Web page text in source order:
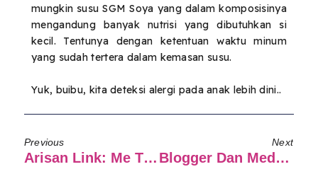
mungkin susu SGM Soya yang dalam komposisinya
mengandung banyak nutrisi yang dibutuhkan si
kecil. Tentunya dengan ketentuan waktu minum
yang sudah tertera dalam kemasan susu.
Yuk, buibu, kita deteksi alergi pada anak lebih dini..
Previous
Arisan Link: Me Time! Cara Tepat Ketika Kesabaran Ibu Berada Di Ujung Batas
Next
Blogger Dan Media Sosial